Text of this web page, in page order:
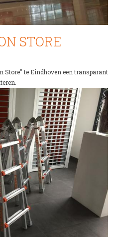
STORE
Store" te Eindhoven een transparant